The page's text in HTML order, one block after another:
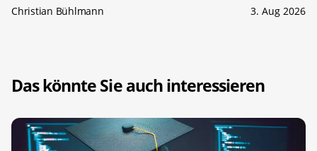
Christian Bühlmann 3. Aug 2026
Das könnte Sie auch interessieren